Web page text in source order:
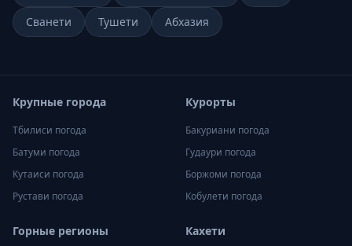
Сванети
Тушети Абхазия
Крупные города
Тбилиси погода
Батуми погода
Кутаиси погода
Рустави погода
Курорты
Бакуриани погода
Гудаури погода
Боржоми погода
Кобулети погода
Горные регионы Кахети